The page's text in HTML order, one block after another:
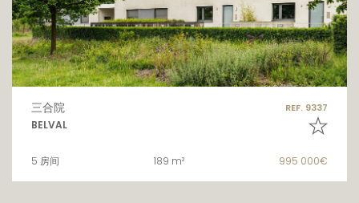
三合院 REF. 9337
BELVAL
5 房间 189 m² 995 000€